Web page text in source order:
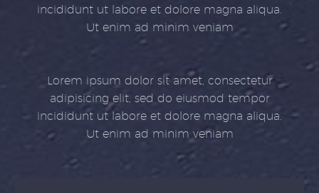
incididunt ut labore et dolore magna aliqua.
Ut enim ad minim veniam
Lorem ipsum dolor sit amet, consectetur
adipisicing elit, sed do eiusmod tempor
incididunt ut labore et dolore magna aliqua.
Ut enim ad minim veniam